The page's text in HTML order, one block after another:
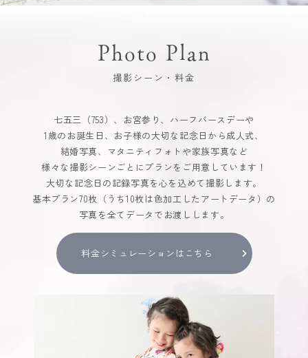
Photo Plan
撮影シーン・料金
七五三（753）、お宮参り、ハーフバースデーや
1歳のお誕生日、お子様の大切な記念日から成人式、
結婚写真、マタニティフォトや家族写真など
様々な撮影シーンごとにプランをご用意しています！
大切な記念日の記録写真を心を込めて撮影します。
基本プラン70枚（うち10枚は色加工したアートデータ）の
写真を全てデータでお渡しします。
料金シミュレーションはこちら